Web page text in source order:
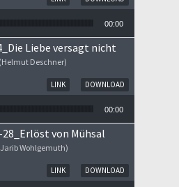
00:00
Liebe versagt nicht
(Helmut Deschner)
DOWNLOAD
LINK
00:00
28_Erlöst von Mühsal
Wohlgemuth)
DOWNLOAD
LINK